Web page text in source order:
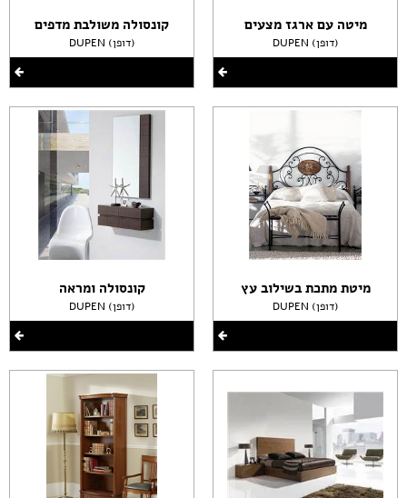
מיטה עם ארגז מצעים
DUPEN (דופן)
מיטת מתכת בשילוב עץ
DUPEN (דופן)
קונסולה משולבת מדפים
DUPEN (דופן)
קונסולה ומראה
DUPEN (דופן)